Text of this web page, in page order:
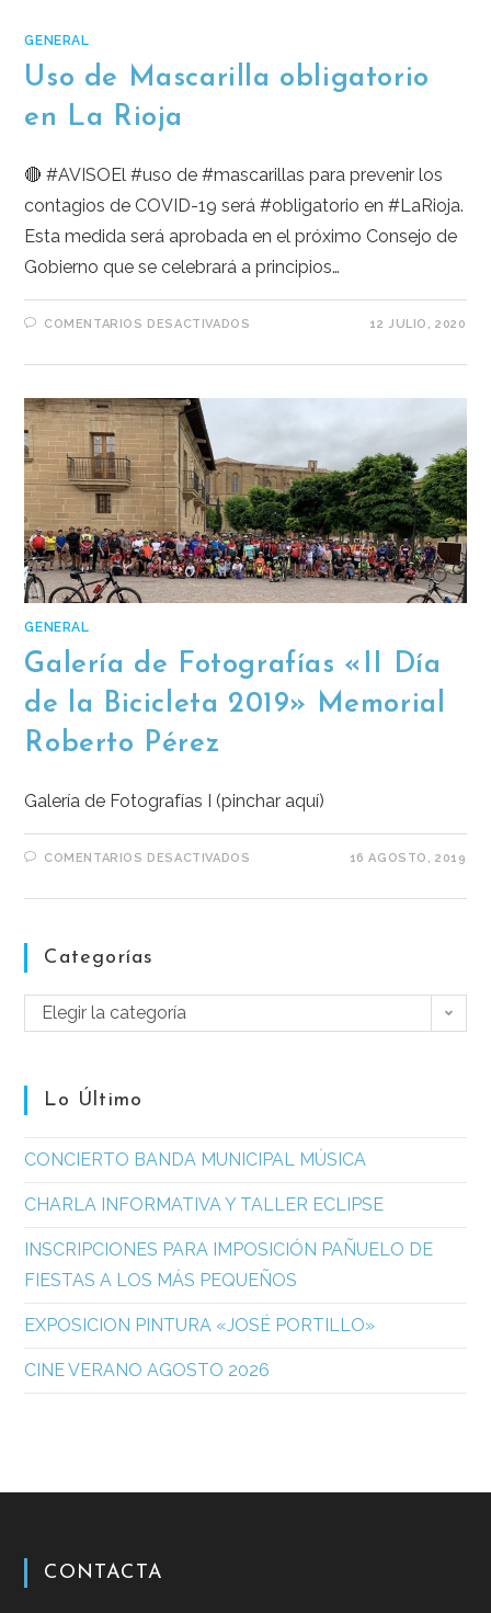
GENERAL
Uso de Mascarilla obligatorio
en La Rioja
🔴 #AVISOEl #uso de #mascarillas para prevenir los
contagios de COVID-19 será #obligatorio en #LaRioja.
Esta medida será aprobada en el próximo Consejo de
Gobierno que se celebrará a principios…
COMENTARIOS DESACTIVADOS 12 JULIO, 2020
GENERAL
Galería de Fotografías «II Día
de la Bicicleta 2019» Memorial
Roberto Pérez
Galería de Fotografías I (pinchar aquí)
COMENTARIOS DESACTIVADOS 16 AGOSTO, 2019
Categorías
Elegir la categoría
Lo Último
CONCIERTO BANDA MUNICIPAL MÚSICA
CHARLA INFORMATIVA Y TALLER ECLIPSE
INSCRIPCIONES PARA IMPOSICIÓN PAÑUELO DE
FIESTAS A LOS MÁS PEQUEÑOS
EXPOSICION PINTURA «JOSÉ PORTILLO»
CINE VERANO AGOSTO 2026
CONTACTA